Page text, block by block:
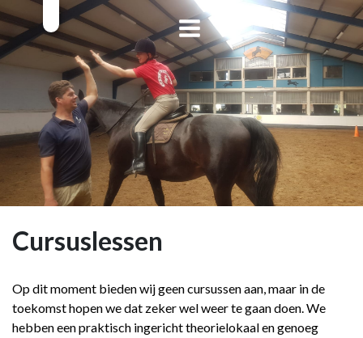
Cursuslessen
Op dit moment bieden wij geen cursussen aan, maar in de
toekomst hopen we dat zeker wel weer te gaan doen. We
hebben een praktisch ingericht theorielokaal en genoeg